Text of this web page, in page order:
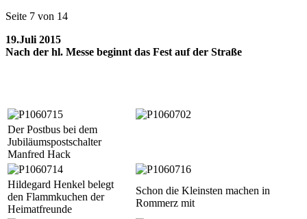
Seite 7 von 14
19.Juli 2015
Nach der hl. Messe beginnt das Fest auf der Straße
Der Postbus bei dem
Jubiläumspostschalter
Manfred Hack
Hildegard Henkel belegt
den Flammkuchen der
Heimatfreunde
Schon die Kleinsten machen in
Rommerz mit